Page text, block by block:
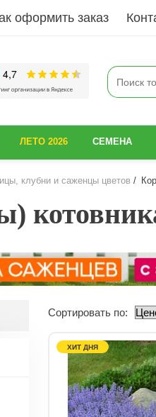
оформить заказ
ЛЕТО 2026 СЕМЕНА
клубни и саженцы цветов
Сортировать по:
ХИТ ДНЯ